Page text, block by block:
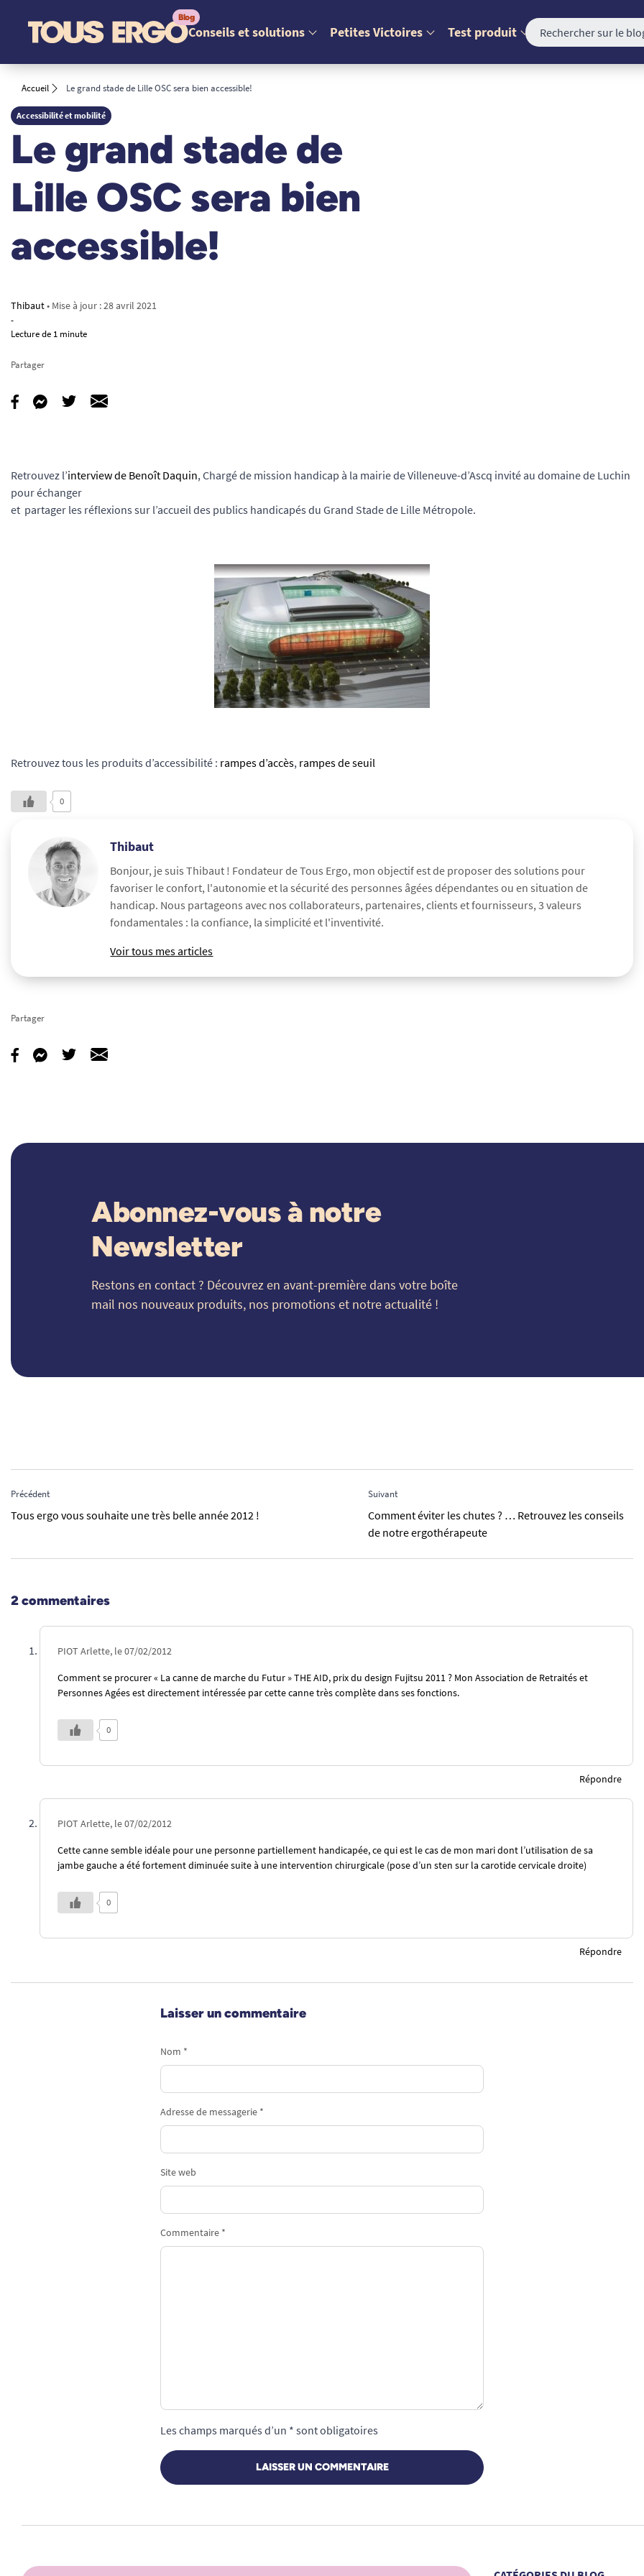
Conseils et solutions Petites Victoires Test produit
Accueil Le grand stade de Lille OSC sera bien accessible!
Accessibilité et mobilité
Le grand stade de
Lille OSC sera bien
accessible!
Thibaut• Mise à jour :28 avril 2021
-
Lecture de 1 minute
Partager
Retrouvez l’interview de Benoît Daquin, Chargé de mission handicap à la mairie de Villeneuve-d’Ascq invité au domaine de Luchin
pour échanger
et partager les réflexions sur l’accueil des publics handicapés du Grand Stade de Lille Métropole.
Retrouvez tous les produits d’accessibilité : rampes d’accès, rampes de seuil
0
Thibaut
Bonjour, je suis Thibaut ! Fondateur de Tous Ergo, mon objectif est de proposer des solutions pour
favoriser le confort, l'autonomie et la sécurité des personnes âgées dépendantes ou en situation de
handicap. Nous partageons avec nos collaborateurs, partenaires, clients et fournisseurs, 3 valeurs
fondamentales : la confiance, la simplicité et l'inventivité.
Voir tous mes articles
Partager
Abonnez-vous à notre
Newsletter
Restons en contact ? Découvrez en avant-première dans votre boîte
mail nos nouveaux produits, nos promotions et notre actualité !
Précédent
Tous ergo vous souhaite une très belle année 2012 !
Suivant
Comment éviter les chutes ? … Retrouvez les conseils
de notre ergothérapeute
2 commentaires
PIOT Arlette, le 07/02/2012
Comment se procurer « La canne de marche du Futur » THE AID, prix du design Fujitsu 2011 ? Mon Association de Retraités et
Personnes Agées est directement intéressée par cette canne très complète dans ses fonctions.
0
Répondre
PIOT Arlette, le 07/02/2012
Cette canne semble idéale pour une personne partiellement handicapée, ce qui est le cas de mon mari dont l’utilisation de sa
jambe gauche a été fortement diminuée suite à une intervention chirurgicale (pose d’un sten sur la carotide cervicale droite)
0
Répondre
Laisser un commentaire
Nom *
Adresse de messagerie *
Site web
Commentaire *
Les champs marqués d’un * sont obligatoires
LAISSER UN COMMENTAIRE